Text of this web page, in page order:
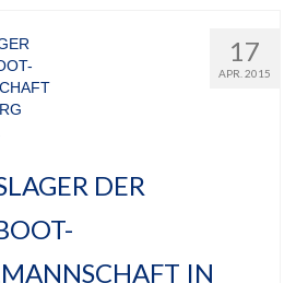
17
APR. 2015
DER
IN